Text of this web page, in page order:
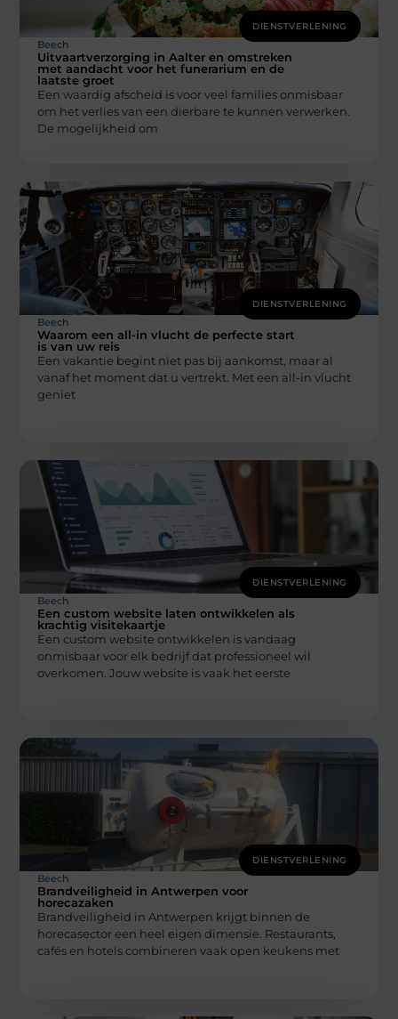
DIENSTVERLENING
Beech
Uitvaartverzorging in Aalter en omstreken
met aandacht voor het funerarium en de
laatste groet
Een waardig afscheid is voor veel families onmisbaar
om het verlies van een dierbare te kunnen verwerken.
De mogelijkheid om
DIENSTVERLENING
Beech
Waarom een all-in vlucht de perfecte start
is van uw reis
Een vakantie begint niet pas bij aankomst, maar al
vanaf het moment dat u vertrekt. Met een all-in vlucht
geniet
DIENSTVERLENING
Beech
Een custom website laten ontwikkelen als
krachtig visitekaartje
Een custom website ontwikkelen is vandaag
onmisbaar voor elk bedrijf dat professioneel wil
overkomen. Jouw website is vaak het eerste
DIENSTVERLENING
Beech
Brandveiligheid in Antwerpen voor
horecazaken
Brandveiligheid in Antwerpen krijgt binnen de
horecasector een heel eigen dimensie. Restaurants,
cafés en hotels combineren vaak open keukens met